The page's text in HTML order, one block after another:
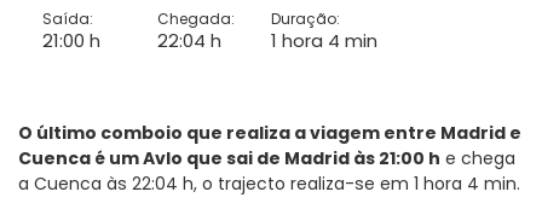
Saída:
21:00 h
Chegada:
22:04 h
Duração:
1 hora 4 min
O último comboio que realiza a viagem entre Madrid e
Cuenca é um Avlo que sai de Madrid às 21:00 h e chega
a Cuenca às 22:04 h, o trajecto realiza-se em 1 hora 4 min.